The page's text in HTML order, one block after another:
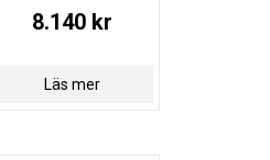
8.140 kr
Läs mer